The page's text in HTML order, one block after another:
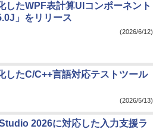
したWPF表計算UIコンポーネント
」をリリース
(2026/6/12)
したC/C++言語対応テストツール
(2026/5/13)
2026に対応した入力支援ラ